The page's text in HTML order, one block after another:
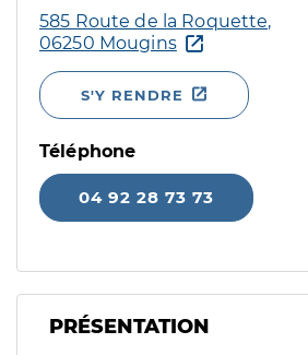
585 Route de la Roquette,
06250 Mougins
S'Y RENDRE
Téléphone
04 92 28 73 73
PRÉSENTATION